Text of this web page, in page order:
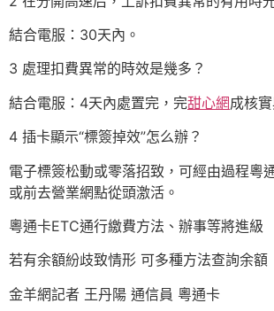
結合電服：30天內。
3 處理扣費異常的時效是幾多？
結合電服：4天內處置完，完甜心網成核
4 插卡顯示“標簽掉效”怎么辦？
電子標簽松動或零落招致，可經由過程粵
或前去營業網點從頭激活。
粵通卡ETC通行繳費方法、辦事等將進級
若有余額紛歧致情形 可多種方法查詢余額
金羊網記者 王丹陽 通信員 粵通卡